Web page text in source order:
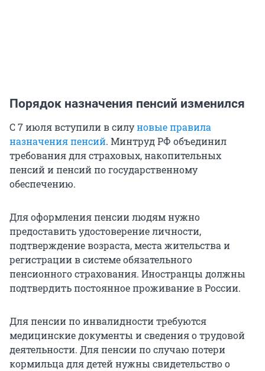
Порядок назначения пенсий изменился
С 7 июля вступили в силуновые правила
назначения пенсий. Минтруд РФ объединил
требования для страховых, накопительных
пенсий и пенсий по государственному
обеспечению.
Для оформления пенсии людям нужно
предоставить удостоверение личности,
подтверждение возраста, места жительства и
регистрации в системе обязательного
пенсионного страхования. Иностранцы должны
подтвердить постоянное проживание в России.
Для пенсии по инвалидности требуются
медицинские документы и сведения о трудовой
деятельности. Для пенсии по случаю потери
кормильца для детей нужны свидетельство о